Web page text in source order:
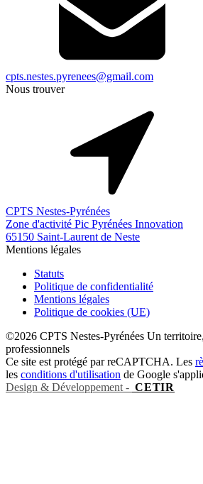
cpts.nestes.pyrenees@gmail.com
Nous trouver
CPTS Nestes-Pyrénées
Zone d'activité Pic Pyrénées Innovation
65150 Saint-Laurent de Neste
Mentions légales
Statuts
Politique de confidentialité
Mentions légales
Politique de cookies (UE)
©2026 CPTS Nestes-Pyrénées Un
professionnels
Ce site est protégé par reCAPTCHA. Les
les conditions d'utilisation de Google
Design & Développement - CETIR